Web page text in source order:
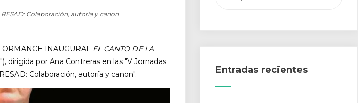
Colaboración, autoría y canon
INAUGURAL EL CANTO DE LA
"), dirigida por Ana Contreras en las "V Jornadas
Colaboración, autoría y canon".
Entradas recientes